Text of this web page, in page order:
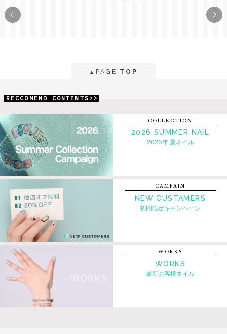
▲ PAGE TOP
RECCOMEND CONTENTS>>
COLLECTION
2026 SUMMER NAIL
2026年 夏ネイル
CAMPAIN
NEW CUSTAMERS
初回限定キャンペーン
WORKS
WORKS
最新お客様ネイル